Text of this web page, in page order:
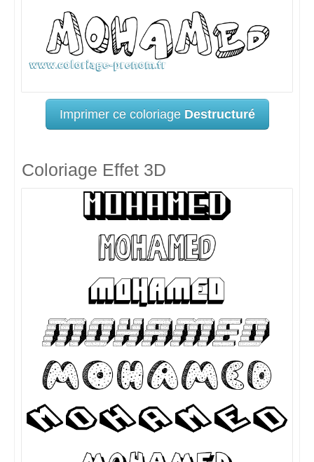
Imprimer ce coloriage Destructuré
Coloriage Effet 3D